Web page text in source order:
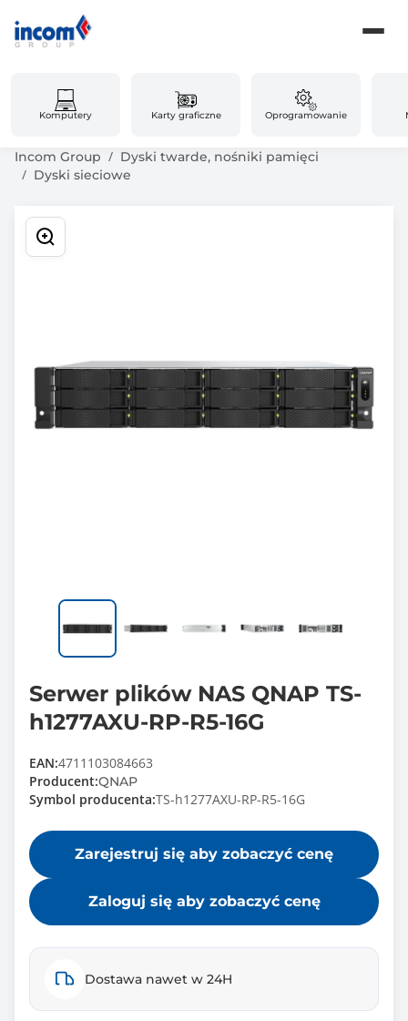
Komputery Karty graficzne Oprogramowanie
Incom Group
Dyski twarde, nośniki pamięci
Dyski sieciowe
Serwer plików NAS QNAP TS-
h1277AXU-RP-R5-16G
EAN:4711103084663
Producent:QNAP
Symbol producenta:TS-h1277AXU-RP-R5-16G
Zarejestruj się aby zobaczyć cenę
Zaloguj się aby zobaczyć cenę
Dostawa nawet w 24H